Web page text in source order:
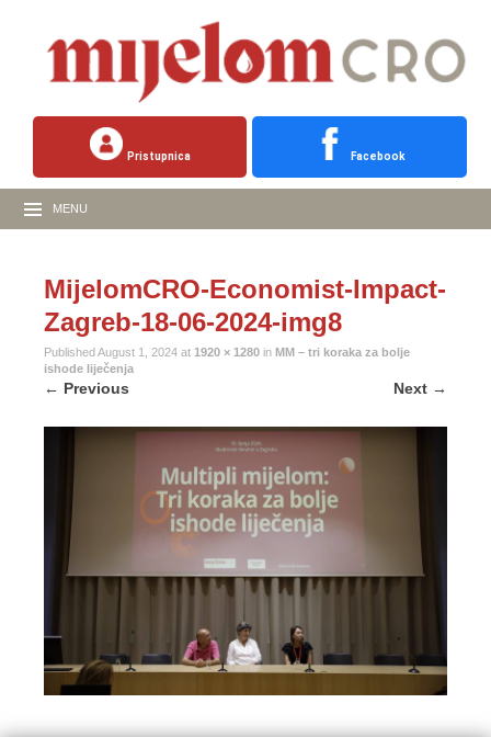
Pristupnica Facebook
MENU
MijelomCRO-Economist-Impact-
Zagreb-18-06-2024-img8
PublishedAugust 1, 2024 at 1920 × 1280 in MM – tri koraka za bolje
ishode liječenja
← Previous Next →